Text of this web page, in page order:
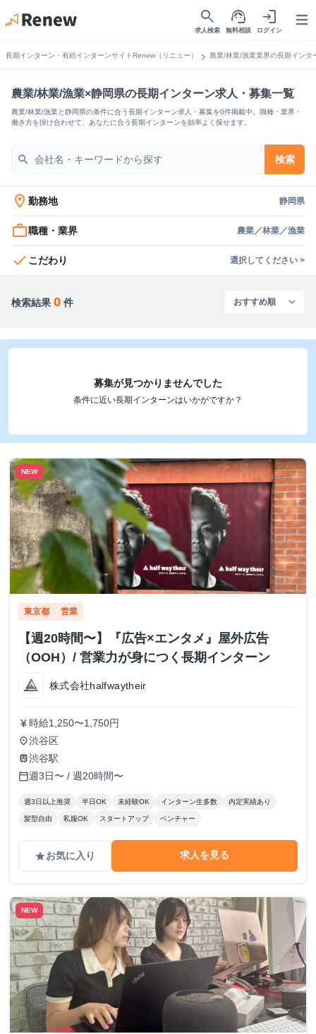
search
求人検索
support_agent
無料相談
login
ログイン
長期インターン・有給インターンサイトRenew（リニュー） chevron_right 農業/林業/漁業業界の長期インタ
農業/林業/漁業×静岡県の長期インターン求人・募集一覧
農業/林業/漁業と静岡県の条件に合う長期インターン求人・募集を0件掲載中。職種・業界・
働き方を掛け合わせて、あなたに合う長期インターンを効率よく探せます。
search 検索
location_on 勤務地 静岡県
work_outline職種・業界 農業／林業／漁業
check こだわり 選択してください >
検索結果 0 件
募集が見つかりませんでした
条件に近い長期インターンはいかがですか？
NEW
東京都 営業
【週20時間〜】『広告×エンタメ』屋外広告
（OOH）/ 営業力が身につく長期インターン
株式会社halfwaytheir
currency_yen 時給1,250〜1,750円
place渋谷区
train渋谷駅
calendar_today週3日〜 / 週20時間〜
週3日以上推奨 半日OK 未経験OK インターン生多数 内定実績あり
髪型自由 私服OK スタートアップ ベンチャー
gradeお気に入り 求人を見る
NEW